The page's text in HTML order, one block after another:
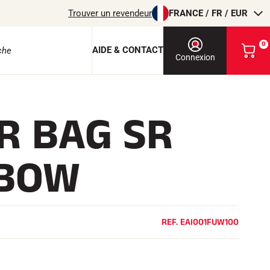
Trouver un revendeur FRANCE / FR / EUR
EQUITATION
AIDE & CONTACT
Connexion
0
V
i
BAG SR
REF. EAI001FUW100